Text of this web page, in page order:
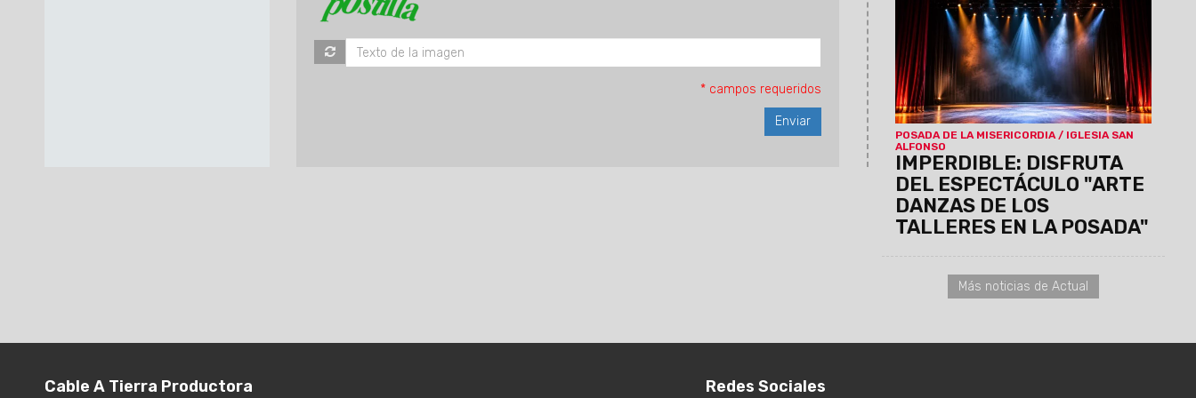
* campos requeridos
POSADA DE LA MISERICORDIA / IGLESIA SAN
ALFONSO
IMPERDIBLE: DISFRUTA
DEL ESPECTÁCULO "ARTE
DANZAS DE LOS
TALLERES EN LA POSADA"
los talleres de Folklore, Danzas Árabes,
Danzas de la India, Salsa Cubana y
Taekwondo. El show se realizará
mañana sábado 6 de junio a las 20
horas, en el Teatro San Alfonso,
Leguizamón 812.
Más noticias de Actual
Cable A Tierra Productora Redes Sociales